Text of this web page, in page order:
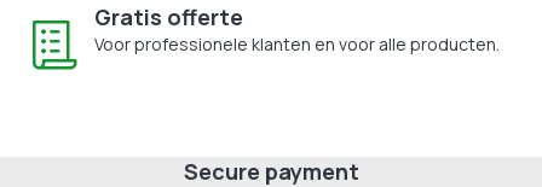
Gratis offerte
Voor professionele klanten en voor alle producten.
Secure payment